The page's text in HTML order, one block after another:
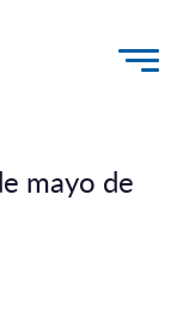
mayo de